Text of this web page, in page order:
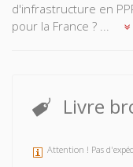
d'infrastructure en
pour la France ? ...
Livre
Attention ! Pas